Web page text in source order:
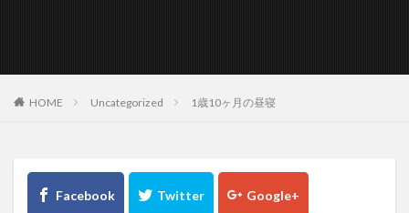
HOME Uncategorized 1歳10ヶ月の昼寝